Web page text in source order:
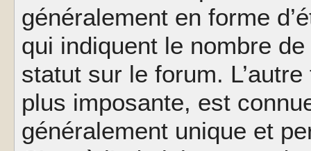
généralement en forme
qui indiquent le nombre
statut sur le forum.
plus imposante, est
généralement unique et